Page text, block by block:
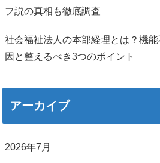
フ説の真相も徹底調査
社会福祉法人の本部経理とは？機
因と整えるべき3つのポイント
アーカイブ
2026年7月